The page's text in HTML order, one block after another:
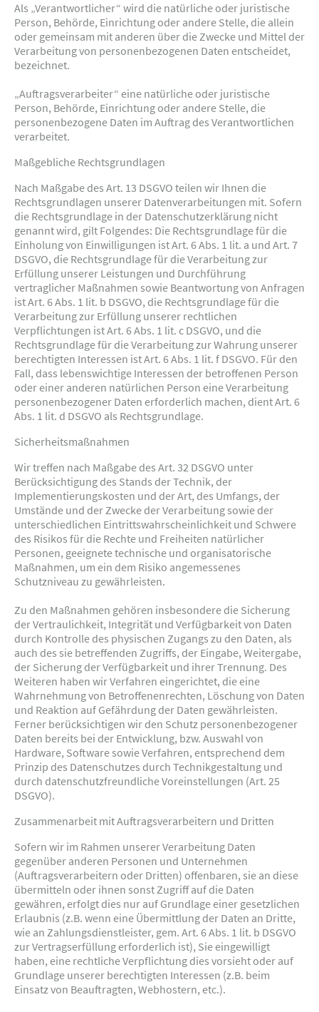
Als „Verantwortlicher“ wird die natürliche oder juristische
Person, Behörde, Einrichtung oder andere Stelle, die allein
oder gemeinsam mit anderen über die Zwecke und Mittel der
Verarbeitung von personenbezogenen Daten entscheidet,
bezeichnet.
„Auftragsverarbeiter“ eine natürliche oder juristische
Person, Behörde, Einrichtung oder andere Stelle, die
personenbezogene Daten im Auftrag des Verantwortlichen
verarbeitet.
Maßgebliche Rechtsgrundlagen
Nach Maßgabe des Art. 13 DSGVO teilen wir Ihnen die
Rechtsgrundlagen unserer Datenverarbeitungen mit. Sofern
die Rechtsgrundlage in der Datenschutzerklärung nicht
genannt wird, gilt Folgendes: Die Rechtsgrundlage für die
Einholung von Einwilligungen ist Art. 6 Abs. 1 lit. a und Art. 7
DSGVO, die Rechtsgrundlage für die Verarbeitung zur
Erfüllung unserer Leistungen und Durchführung
vertraglicher Maßnahmen sowie Beantwortung von Anfragen
ist Art. 6 Abs. 1 lit. b DSGVO, die Rechtsgrundlage für die
Verarbeitung zur Erfüllung unserer rechtlichen
Verpflichtungen ist Art. 6 Abs. 1 lit. c DSGVO, und die
Rechtsgrundlage für die Verarbeitung zur Wahrung unserer
berechtigten Interessen ist Art. 6 Abs. 1 lit. f DSGVO. Für den
Fall, dass lebenswichtige Interessen der betroffenen Person
oder einer anderen natürlichen Person eine Verarbeitung
personenbezogener Daten erforderlich machen, dient Art. 6
Abs. 1 lit. d DSGVO als Rechtsgrundlage.
Sicherheitsmaßnahmen
Wir treffen nach Maßgabe des Art. 32 DSGVO unter
Berücksichtigung des Stands der Technik, der
Implementierungskosten und der Art, des Umfangs, der
Umstände und der Zwecke der Verarbeitung sowie der
unterschiedlichen Eintrittswahrscheinlichkeit und Schwere
des Risikos für die Rechte und Freiheiten natürlicher
Personen, geeignete technische und organisatorische
Maßnahmen, um ein dem Risiko angemessenes
Schutzniveau zu gewährleisten.
Zu den Maßnahmen gehören insbesondere die Sicherung
der Vertraulichkeit, Integrität und Verfügbarkeit von Daten
durch Kontrolle des physischen Zugangs zu den Daten, als
auch des sie betreffenden Zugriffs, der Eingabe, Weitergabe,
der Sicherung der Verfügbarkeit und ihrer Trennung. Des
Weiteren haben wir Verfahren eingerichtet, die eine
Wahrnehmung von Betroffenenrechten, Löschung von Daten
und Reaktion auf Gefährdung der Daten gewährleisten.
Ferner berücksichtigen wir den Schutz personenbezogener
Daten bereits bei der Entwicklung, bzw. Auswahl von
Hardware, Software sowie Verfahren, entsprechend dem
Prinzip des Datenschutzes durch Technikgestaltung und
durch datenschutzfreundliche Voreinstellungen (Art. 25
DSGVO).
Zusammenarbeit mit Auftragsverarbeitern und Dritten
Sofern wir im Rahmen unserer Verarbeitung Daten
gegenüber anderen Personen und Unternehmen
(Auftragsverarbeitern oder Dritten) offenbaren, sie an diese
übermitteln oder ihnen sonst Zugriff auf die Daten
gewähren, erfolgt dies nur auf Grundlage einer gesetzlichen
Erlaubnis (z.B. wenn eine Übermittlung der Daten an Dritte,
wie an Zahlungsdienstleister, gem. Art. 6 Abs. 1 lit. b DSGVO
zur Vertragserfüllung erforderlich ist), Sie eingewilligt
haben, eine rechtliche Verpflichtung dies vorsieht oder auf
Grundlage unserer berechtigten Interessen (z.B. beim
Einsatz von Beauftragten, Webhostern, etc.).